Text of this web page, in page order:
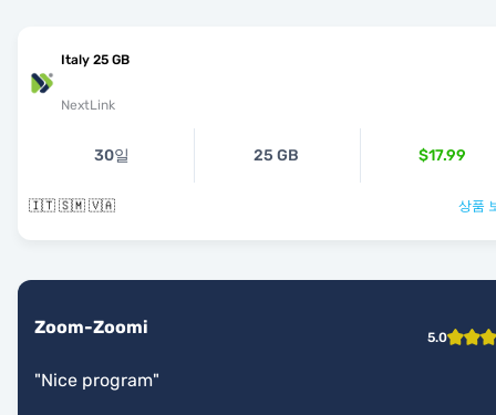
Italy 25 GB
NextLink
30일 25 GB $17.99
🇮🇹 🇸🇲 🇻🇦 상품
Zoom-Zoomi 5.0
"Nice program"